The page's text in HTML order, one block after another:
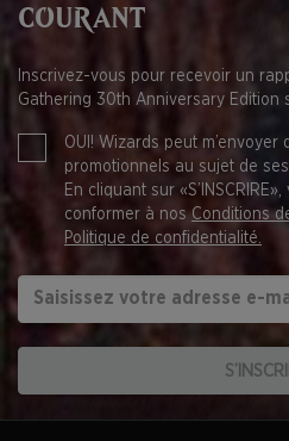
COURANT
Inscrivez-vous pour recevoir un
Gathering 30th Anniversary Edition
OUI! Wizards peut
promotionnels au sujet de
En cliquant sur
conformer à nosConditions
Politique de confidentialité.